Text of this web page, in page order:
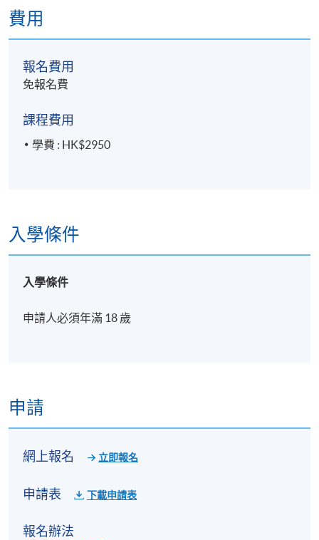
費用
報名費用
免報名費
課程費用
學費 : HK$2950
入學條件
入學條件
申請人必須年滿 18 歲
申請
網上報名 立即報名
申請表 下載申請表
報名辦法